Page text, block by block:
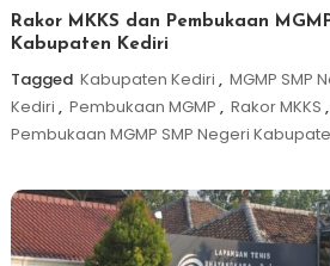
Rakor MKKS dan Pembukaan
Kabupaten Kediri
Tagged Kabupaten Kediri , MGMP SMP
Kediri , Pembukaan MGMP , Rakor MKKS ,
Pembukaan MGMP SMP Negeri